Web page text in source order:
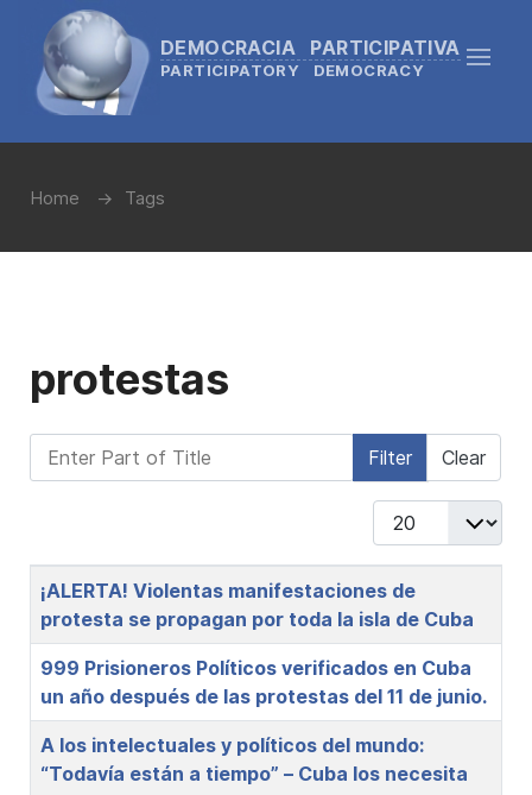
DEMOCRACIA PARTICIPATIVA
PARTICIPATORY DEMOCRACY
Home Tags
protestas
Enter Part of Title Filter Clear
Display #
Title
¡ALERTA! Violentas manifestaciones de
protesta se propagan por toda la isla de Cuba
999 Prisioneros Políticos verificados en Cuba
un año después de las protestas del 11 de junio.
A los intelectuales y políticos del mundo:
“Todavía están a tiempo” – Cuba los necesita